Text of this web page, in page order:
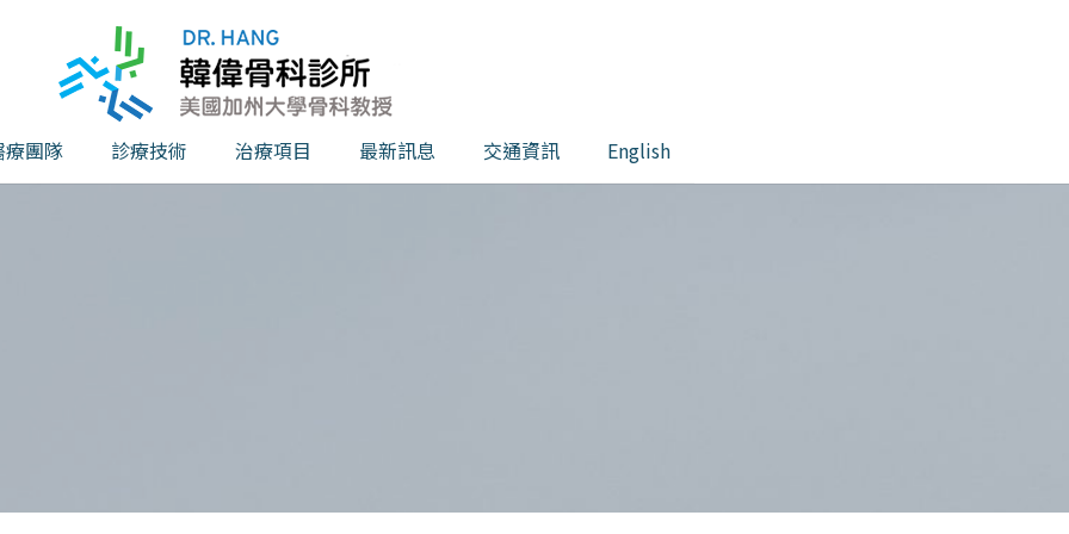
療團隊 診療技術 治療項目 最新訊息 交通資訊 English